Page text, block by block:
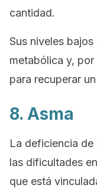
cantidad.
Sus niveles
metabólica y,
para recuperar
8. Asma
La deficiencia de
las dificultades
que está